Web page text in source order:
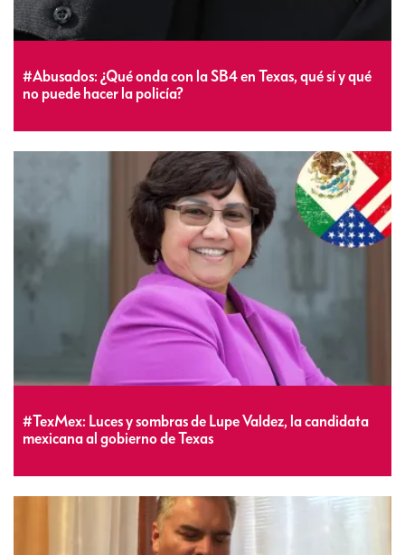
#Abusados: ¿Qué onda con la SB4 en Texas, qué sí y qué
no puede hacer la policía?
#TexMex: Luces y sombras de Lupe Valdez, la candidata
mexicana al gobierno de Texas